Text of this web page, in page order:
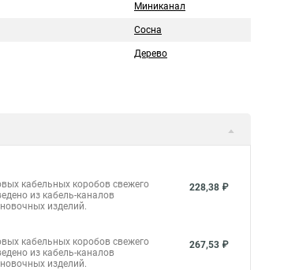
Миниканал
Сосна
Дерево
кабельных коробов свежего
из кабель-каналов
изделий.
228,38 ₽
кабельных коробов свежего
из кабель-каналов
изделий.
267,53 ₽